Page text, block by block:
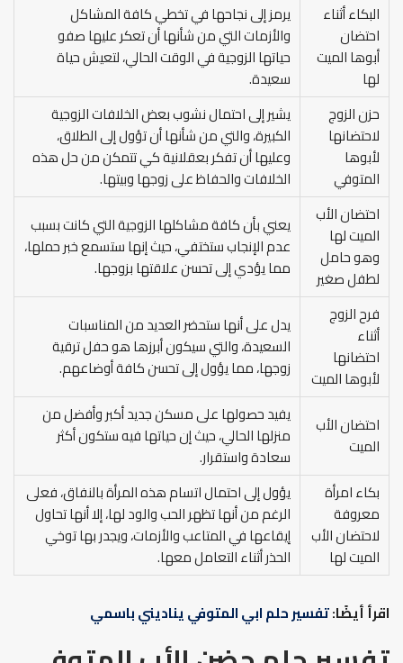
البكاء أثناء
احتضان
أبوها الميت
لها
يرمز إلى نجاحها في تخطي كافة المشاكل
والأزمات التي من شأنها أن تعكر عليها صفو
حياتها الزوجية في الوقت الحالي، لتعيش حياة
سعيدة.
حزن الزوج
لاحتضانها
لأبوها
المتوفي
يشير إلى احتمال نشوب بعض الخلافات الزوجية
الكبيرة، والتي من شأنها أن تؤول إلى الطلاق،
وعليها أن تفكر بعقلانية كي تتمكن من حل هذه
الخلافات والحفاظ على زوجها وبيتها.
احتضان الأب
الميت لها
وهو حامل
لطفل صغير
يعني بأن كافة مشاكلها الزوجية التي كانت بسبب
عدم الإنجاب ستختفي، حيث إنها ستسمع خبر حملها،
مما يؤدي إلى تحسن علاقتها بزوجها.
فرح الزوج
أثناء
احتضانها
لأبوها الميت
يدل على أنها ستحضر العديد من المناسبات
السعيدة، والتي سيكون أبرزها هو حفل ترقية
زوجها، مما يؤول إلى تحسن كافة أوضاعهم.
احتضان الأب
الميت
يفيد حصولها على مسكن جديد أكبر وأفضل من
منزلها الحالي، حيث إن حياتها فيه ستكون أكثر
سعادة واستقرار.
بكاء امرأة
معروفة
لاحتضان الأب
الميت لها
يؤول إلى احتمال اتسام هذه المرأة بالنفاق، فعلى
الرغم من أنها تظهر الحب والود لها، إلا أنها تحاول
إيقاعها في المتاعب والأزمات، ويجدر بها توخي
الحذر أثناء التعامل معها.
اقرأ أيضًا:تفسير حلم ابي المتوفي يناديني باسمي